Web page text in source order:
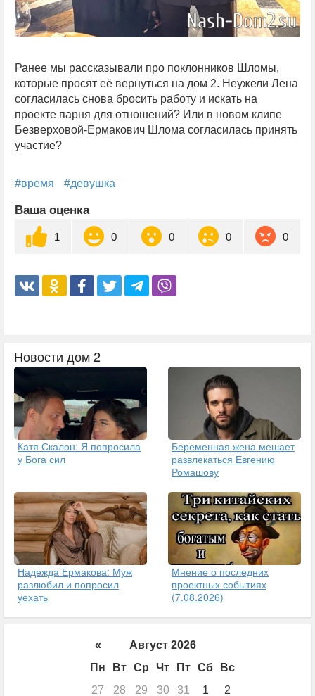
Ранее мы рассказывали про поклонников Шломы,
которые просят её вернуться на дом 2. Неужели Лена
согласилась снова бросить работу и искать на
проекте парня для отношений? Или в новом клипе
Безверховой-Ермакович Шлома согласилась принять
участие?
#время #девушка
Ваша оценка
1 0 0 0 0
Новости дом 2
Катя Скалон: Я попросила
у Бога сил
Беременная жена мешает
развлекаться Евгению
Ромашову
Надежда Ермакова: Муж
разлюбил и попросил
уехать
Мнение о последних
проектных событиях
(7.08.2026)
«
Август 2026
Пн
Вт Ср Чт Пт Сб
Вс
27
28 29 30 31 1 2